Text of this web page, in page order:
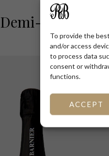
To provide the
and/or access
to process data
consent or
functions.
ACCEPT
Demi-Sec